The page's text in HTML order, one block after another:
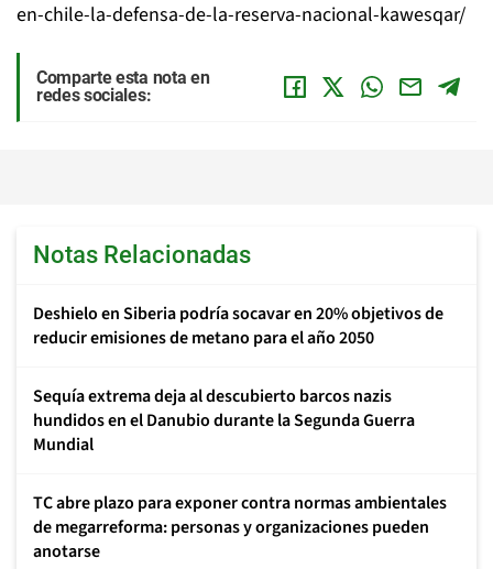
en-chile-la-defensa-de-la-reserva-nacional-kawesqar/
Comparte esta nota en
redes sociales:
Notas Relacionadas
Deshielo en Siberia podría socavar en 20% objetivos de
reducir emisiones de metano para el año 2050
Sequía extrema deja al descubierto barcos nazis
hundidos en el Danubio durante la Segunda Guerra
Mundial
TC abre plazo para exponer contra normas ambientales
de megarreforma: personas y organizaciones pueden
anotarse